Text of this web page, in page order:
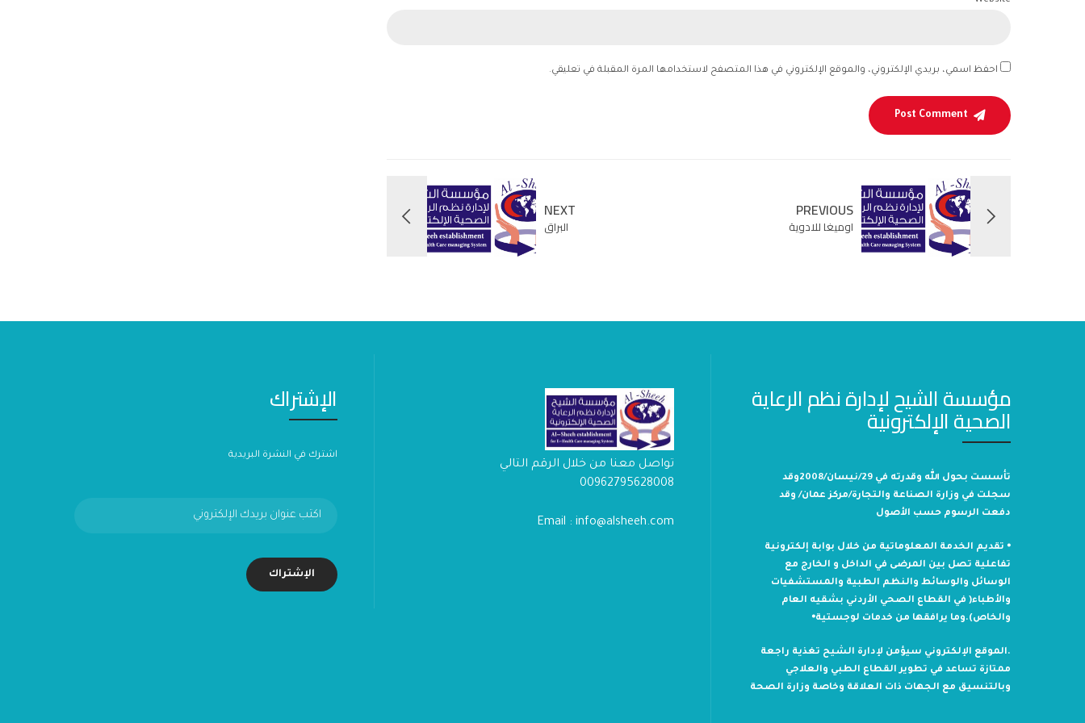
احفظ اسمي، بريدي الإلكتروني، والموقع الإلكتروني في هذا المتصفح لاستخدامها المرة المقبلة في تعليقي.
Post Comment
PREVIOUS
اوميغا للادوية
NEXT
البراق
مؤسسة الشيح لإدارة نظم الرعاية
الصحية الإلكترونية
تأسست بحول الله وقدرته في 29/نيسان/2008وقد
سجلت في وزارة الصناعة والتجارة/مركز عمان/ وقد
دفعت الرسوم حسب الأصول
⦁ تقديم الخدمة المعلوماتية من خلال بوابة إلكترونية
تفاعلية تصل بين المرضى في الداخل و الخارج مع
الوسائل والوسائط والنظم الطبية والمستشفيات
والأطباء( في القطاع الصحي الأردني بشقيه العام
والخاص).وما يرافقها من خدمات لوجستية⦁
.الموقع الإلكتروني سيؤمن لإدارة الشيح تغذية راجعة
ممتازة تساعد في تطوير القطاع الطبي والعلاجي
وبالتنسيق مع الجهات ذات العلاقة وخاصة وزارة الصحة
تواصل معنا من خلال الرقم التالي
00962795628008
Email : info@alsheeh.com
الإشتراك
اشترك في النشرة البريدية